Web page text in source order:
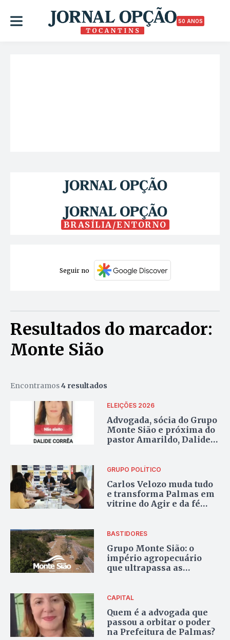
50 ANOS
BRASÍLIA/ENTORNO
Seguir no
Resultados do marcador:
Monte Sião
Encontramos4 resultados
ELEIÇÕES 2026
Advogada, sócia do Grupo
Monte Sião e próxima do
pastor Amarildo, Dalide
Gaguim
GRUPO POLÍTICO
Carlos Velozo muda tudo
e transforma Palmas em
vitrine do Agir e da fé
BASTIDORES
Grupo Monte Sião: o
império agropecuário
que ultrapassa as
tocantinense
CAPITAL
Quem é a advogada que
passou a orbitar o poder
na Prefeitura de Palmas?